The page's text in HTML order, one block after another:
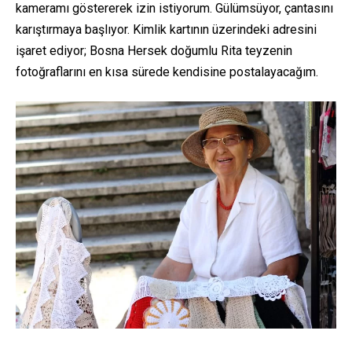
kameramı göstererek izin istiyorum. Gülümsüyor, çantasını
karıştırmaya başlıyor. Kimlik kartının üzerindeki adresini
işaret ediyor; Bosna Hersek doğumlu Rita teyzenin
fotoğraflarını en kısa sürede kendisine postalayacağım.